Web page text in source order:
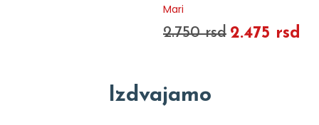
Mari
2.750 rsd 2.475 rsd
Izdvajamo